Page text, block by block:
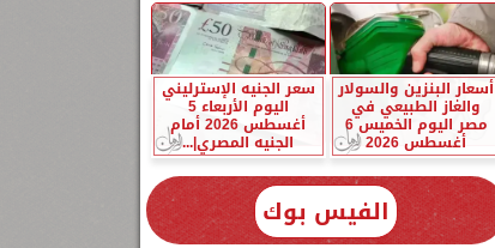
أسعار البنزين والسولار
والغاز الطبيعي في
مصر اليوم الخميس 6
أغسطس 2026
سعر الجنيه الإسترليني
اليوم الأربعاء 5
أغسطس 2026 أمام
الجنيه المصري|...
الفيس بوك